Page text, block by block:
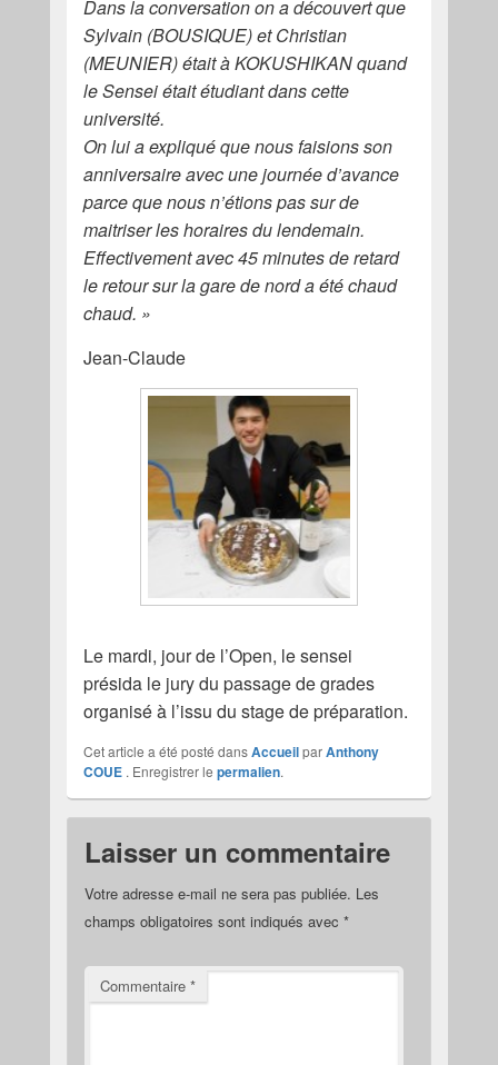
Dans la conversation on a découvert que
Sylvain (BOUSIQUE) et Christian
(MEUNIER) était à KOKUSHIKAN quand
le Sensei était étudiant dans cette
université.
On lui a expliqué que nous faisions son
anniversaire avec une journée d’avance
parce que nous n’étions pas sur de
maitriser les horaires du lendemain.
Effectivement avec 45 minutes de retard
le retour sur la gare de nord a été chaud
chaud. »
Jean-Claude
Le mardi, jour de l’Open, le sensei
présida le jury du passage de grades
organisé à l’issu du stage de préparation.
Cet article a été posté dansAccueilparAnthony
COUE. Enregistrer le permalien.
Laisser un commentaire
Votre adresse e-mail ne sera pas publiée. Les
champs obligatoires sont indiqués avec *
Commentaire *